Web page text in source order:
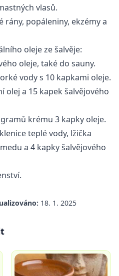
vlasů.
rány, popáleniny, ekzémy a
oleje ze šalvěje:
oleje, také do sauny.
vody s 10 kapkami oleje.
olej a 15 kapek šalvějového
krému 3 kapky oleje.
teplé vody, lžička
a 4 kapky šalvějového
18. 1. 2025